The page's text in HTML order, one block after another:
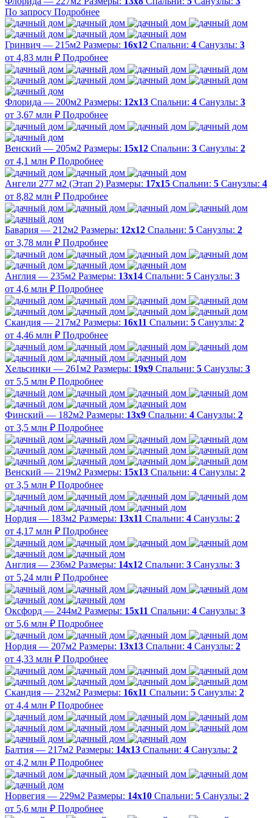
По запросу Подробнее
Гринвич — 215м2 Размеры: 16х12 Спальни: 4 Санузлы: 3
от 4,83 млн ₽ Подробнее
Флорида — 200м2 Размеры: 12х13 Спальни: 4 Санузлы: 3
от 3,67 млн ₽ Подробнее
Венский — 205м2 Размеры: 15х12 Спальни: 3 Санузлы: 2
от 4,1 млн ₽ Подробнее
Ангели 277 м2 (Этап 2) Размеры: 17х15 Спальни: 5 Санузлы: 4
от 8,82 млн ₽ Подробнее
Бавария — 212м2 Размеры: 12х12 Спальни: 5 Санузлы: 2
от 3,78 млн ₽ Подробнее
Англия — 235м2 Размеры: 13х14 Спальни: 5 Санузлы: 3
от 4,6 млн ₽ Подробнее
Скандия — 217м2 Размеры: 16х11 Спальни: 5 Санузлы: 2
от 4,46 млн ₽ Подробнее
Хельсинки — 261м2 Размеры: 19х9 Спальни: 5 Санузлы: 3
от 5,5 млн ₽ Подробнее
Финский — 182м2 Размеры: 13х9 Спальни: 4 Санузлы: 2
от 3,5 млн ₽ Подробнее
Венский — 219м2 Размеры: 15х13 Спальни: 4 Санузлы: 2
от 3,5 млн ₽ Подробнее
Нордия — 183м2 Размеры: 13х11 Спальни: 4 Санузлы: 2
от 4,17 млн ₽ Подробнее
Англия — 236м2 Размеры: 14х12 Спальни: 3 Санузлы: 3
от 5,24 млн ₽ Подробнее
Оксфорд — 244м2 Размеры: 15х11 Спальни: 4 Санузлы: 3
от 5,6 млн ₽ Подробнее
Нордия — 207м2 Размеры: 13х13 Спальни: 4 Санузлы: 2
от 4,33 млн ₽ Подробнее
Скандия — 232м2 Размеры: 16х11 Спальни: 5 Санузлы: 2
от 4,4 млн ₽ Подробнее
Балтия — 217м2 Размеры: 14х13 Спальни: 4 Санузлы: 2
от 4,2 млн ₽ Подробнее
Норвегия — 229м2 Размеры: 14х10 Спальни: 5 Санузлы: 2
от 5,6 млн ₽ Подробнее